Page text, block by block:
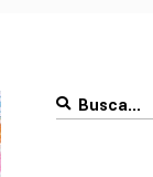
Search